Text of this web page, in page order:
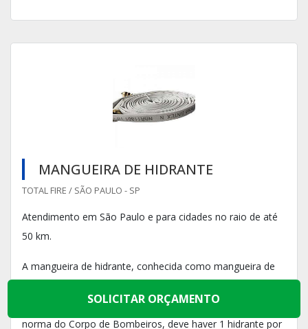
MANGUEIRA DE HIDRANTE
TOTAL FIRE / SÃO PAULO - SP
Atendimento em São Paulo e para cidades no raio de até
50 km.
A mangueira de hidrante, conhecida como mangueira de
em todo edifício residencial ou comercial. Conforme
norma do Corpo de Bombeiros, deve haver 1 hidrante por
SOLICITAR ORÇAMENTO